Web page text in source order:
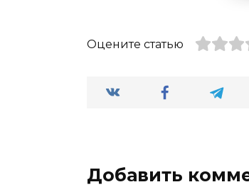
Оцените статью
Добавить